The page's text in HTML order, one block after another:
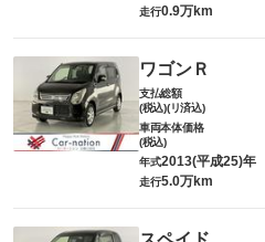
走行0.9万km
ワゴンＲ
支払総額
(税込)(リ済込)
車両本体価格
(税込)
年式2013(平成25)年
走行5.0万km